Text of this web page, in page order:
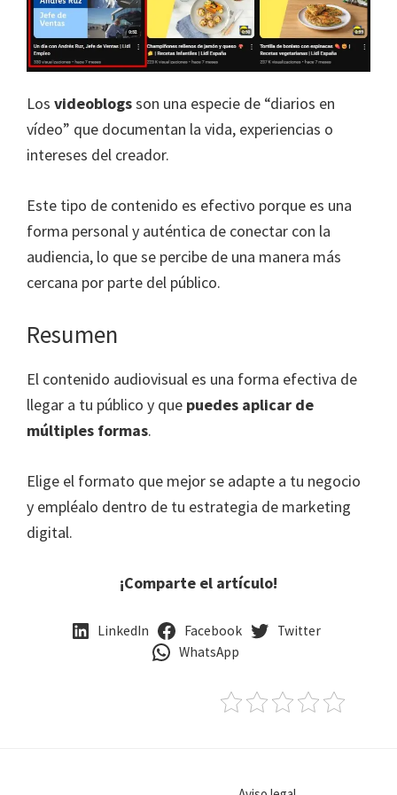
Los videoblogsson una especie de “diarios en
vídeo” que documentan la vida, experiencias o
intereses del creador.
Este tipo de contenido es efectivo porque es una
forma personal y auténtica de conectar con la
audiencia, lo que se percibe de una manera más
cercana por parte del público.
Resumen
El contenido audiovisual es una forma efectiva de
llegar a tu público y que puedes aplicar de
múltiples formas.
Elige el formato que mejor se adapte a tu negocio
y empléalo dentro de tu estrategia de marketing
digital.
¡Comparte el artículo!
LinkedIn Facebook
Twitter
WhatsApp